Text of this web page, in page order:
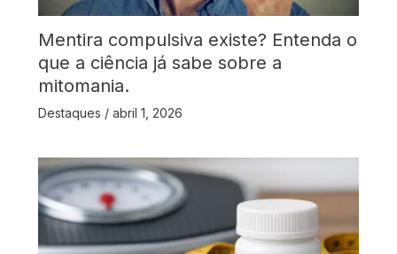
Mentira compulsiva existe? Entenda o
que a ciência já sabe sobre a
mitomania.
Destaques / abril 1, 2026